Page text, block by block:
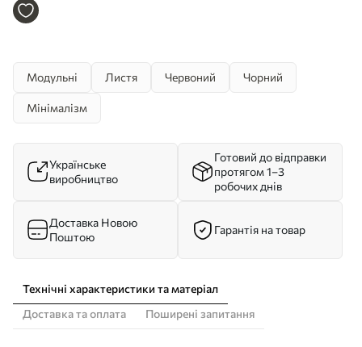
Модульні Листя Червоний Чорний
Мінімалізм
Українське
виробництво
Готовий до відправки
протягом 1–3
робочих днів
Доставка Новою
Поштою
Гарантія на товар
Технічні характеристики та матеріал
Доставка та оплата
Поширені запитання